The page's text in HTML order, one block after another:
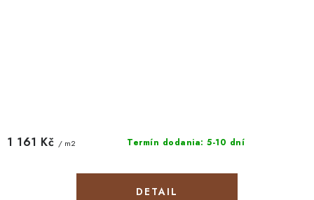
Termín dodania: 5-10 dní
1 161 Kč / m2
DETAIL